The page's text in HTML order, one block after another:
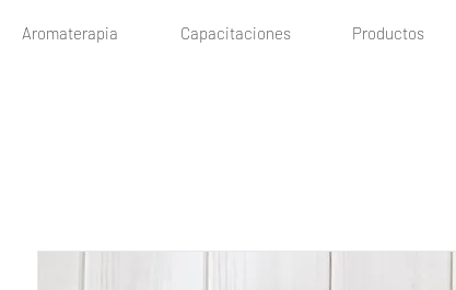
Aromaterapia Capacitaciones Productos